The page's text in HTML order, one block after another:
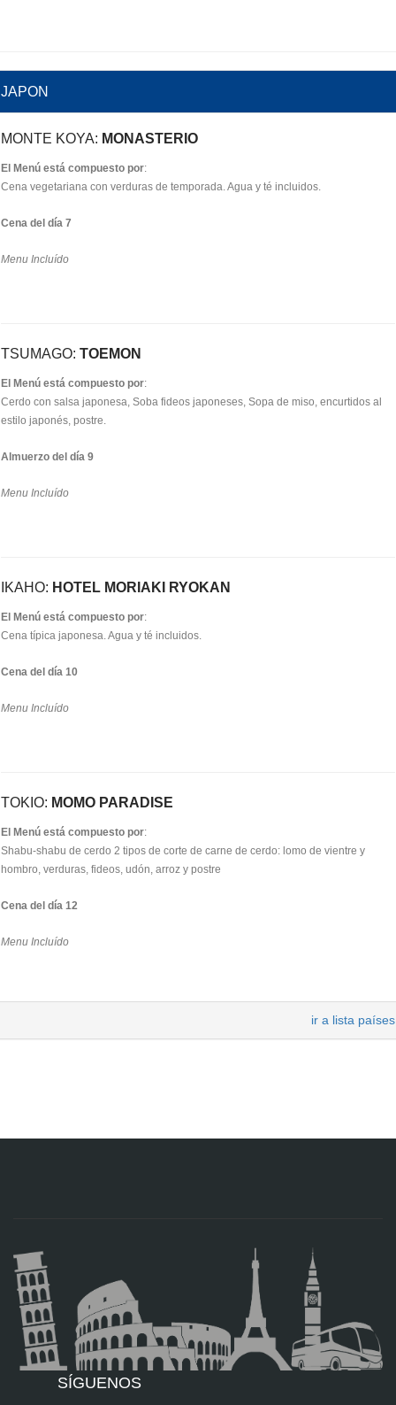
JAPON
MONTE KOYA: MONASTERIO
El Menú está compuesto por:
Cena vegetariana con verduras de temporada. Agua y té incluidos.
Cena del día 7
Menu Incluído
TSUMAGO: TOEMON
El Menú está compuesto por:
Cerdo con salsa japonesa, Soba fideos japoneses, Sopa de miso, encurtidos al
estilo japonés, postre.
Almuerzo del día 9
Menu Incluído
IKAHO: HOTEL MORIAKI RYOKAN
El Menú está compuesto por:
Cena típica japonesa. Agua y té incluidos.
Cena del día 10
Menu Incluído
TOKIO: MOMO PARADISE
El Menú está compuesto por:
Shabu-shabu de cerdo 2 tipos de corte de carne de cerdo: lomo de vientre y
hombro, verduras, fideos, udón, arroz y postre
Cena del día 12
Menu Incluído
ir a lista países
SÍGUENOS